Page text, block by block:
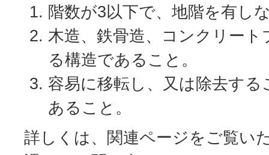
階数が3以下で、地階を有し
木造、鉄骨造、コンクリー
る構造であること。
容易に移転し、又は除去す
あること。
詳しくは、関連ページをご覧い